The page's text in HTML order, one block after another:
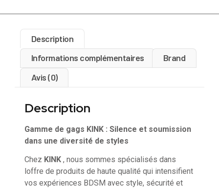
Description
Informations complémentaires
Brand
Avis (0)
Description
Gamme de gags KINK : Silence et soumission
dans une diversité de styles
Chez KINK , nous sommes spécialisés dans
loffre de produits de haute qualité qui intensifient
vos expériences BDSM avec style, sécurité et